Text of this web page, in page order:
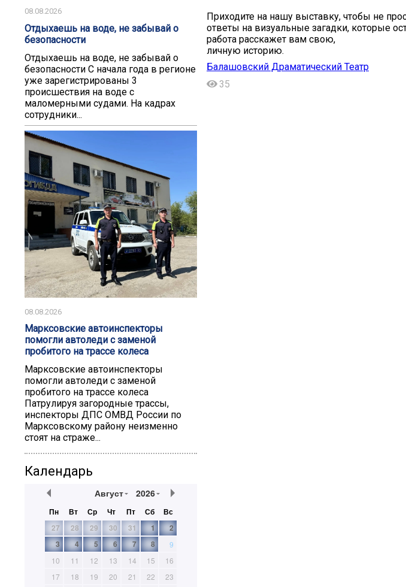
08.08.2026
Отдыхаешь на воде, не забывай о
безопасности
Отдыхаешь на воде, не забывай о
безопасности С начала года в регионе
уже зарегистрированы 3
происшествия на воде с
маломерными судами. На кадрах
сотрудники...
08.08.2026
Марксовские автоинспекторы
помогли автоледи с заменой
пробитого на трассе колеса
Марксовские автоинспекторы
помогли автоледи с заменой
пробитого на трассе колеса
Патрулируя загородные трассы,
инспекторы ДПС ОМВД России по
Марксовскому району неизменно
стоят на страже...
Календарь
Август 2026
Пн Вт Ср Чт Пт Сб
Вс
27
28 29 30 31 1
2
3
4 5 6 7 8
9
10
11 12 13 14 15
16
17
18 19 20 21 22
23
Приходите на нашу выставку, чтобы не
ответы на визуальные загадки, которые
работа расскажет вам свою,
личную историю.
Балашовский Драматический Театр
35